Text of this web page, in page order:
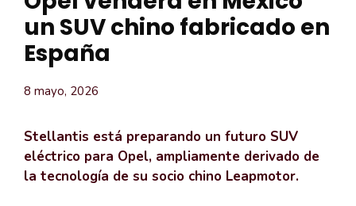
un SUV chino fabricado en
España
8 mayo, 2026
Stellantis está preparando un futuro SUV
eléctrico para Opel, ampliamente derivado de
la tecnología de su socio chino Leapmotor.